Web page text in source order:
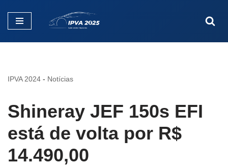
Pular
IPVA 2024 - Notícias
Shineray JEF 150s EFI
está de volta por R$
14.490,00